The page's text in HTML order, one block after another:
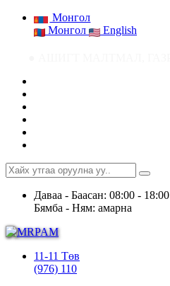
Монгол
Монгол
English
Даваа - Баасан: 08:00 - 18:00
Бямба - Ням: амарна
11-11 Төв
(976) 110